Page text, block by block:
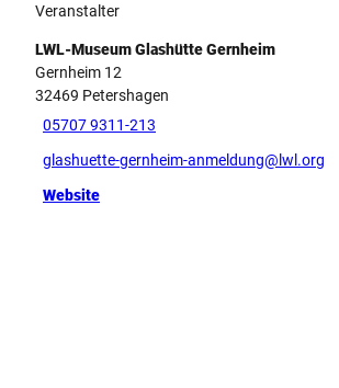
Veranstalter
LWL-Museum Glashütte Gernheim
Gernheim 12
32469 Petershagen
05707 9311-213
glashuette-gernheim-anmeldung@lwl.org
Website